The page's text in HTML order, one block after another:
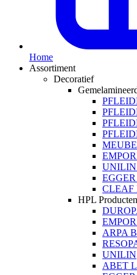
Home
Assortiment
Decoratief
UNILIN
EGGER
CLEAF
HPL Producten
ARPA
UNILIN
ABET